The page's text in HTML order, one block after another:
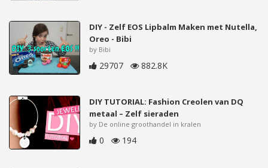
DIY - Zelf EOS Lipbalm Maken met Nutella,
Oreo - Bibi
by Bibi
29707 882.8K
DIY TUTORIAL: Fashion Creolen van DQ
metaal – Zelf sieraden
by De online groothandel in kralen
0 194